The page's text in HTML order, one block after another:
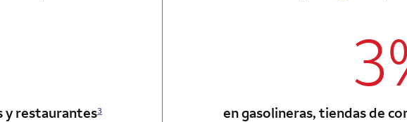
card
y restaurantes3 en gasolineras, tiendas de